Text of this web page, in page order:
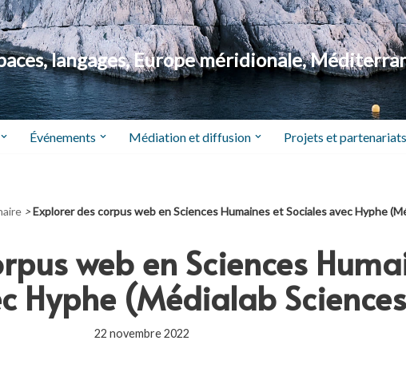
langages, Europe méridionale,
Événements Médiation et diffusion Projets et partenariats
>Explorer des corpus web en Sciences Humaines et Sociales avec Hyphe
web en Sciences
Hyphe (Médialab
22 novembre 2022